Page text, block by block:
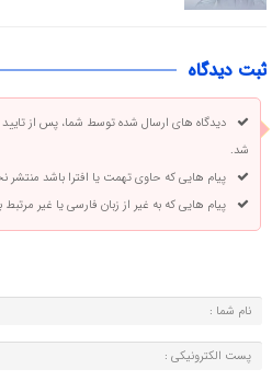
ثبت دیدگاه
دیدگاه های ارسال شده توسط شما، پس از
شد.
پیام هایی که حاوی تهمت یا افترا باشد منتشر
پیام هایی که به غیر از زبان فارسی یا غیر